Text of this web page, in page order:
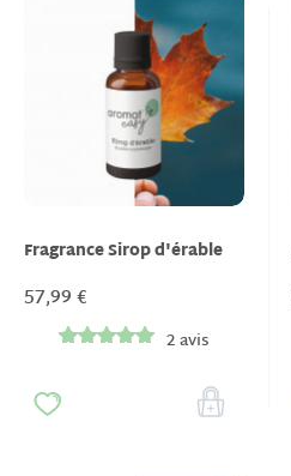
Fragrance Sirop d'érable
57,99 €
2 avis